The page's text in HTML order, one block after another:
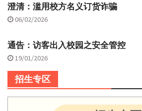
澄清：滥用校方名义订货诈骗
06/02/2026
通告：访客出入校园之安全管控
19/01/2026
招生专区